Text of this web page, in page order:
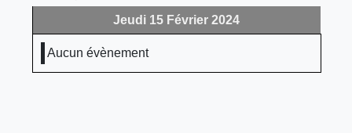
Jeudi 15 Février 2024
Aucun évènement